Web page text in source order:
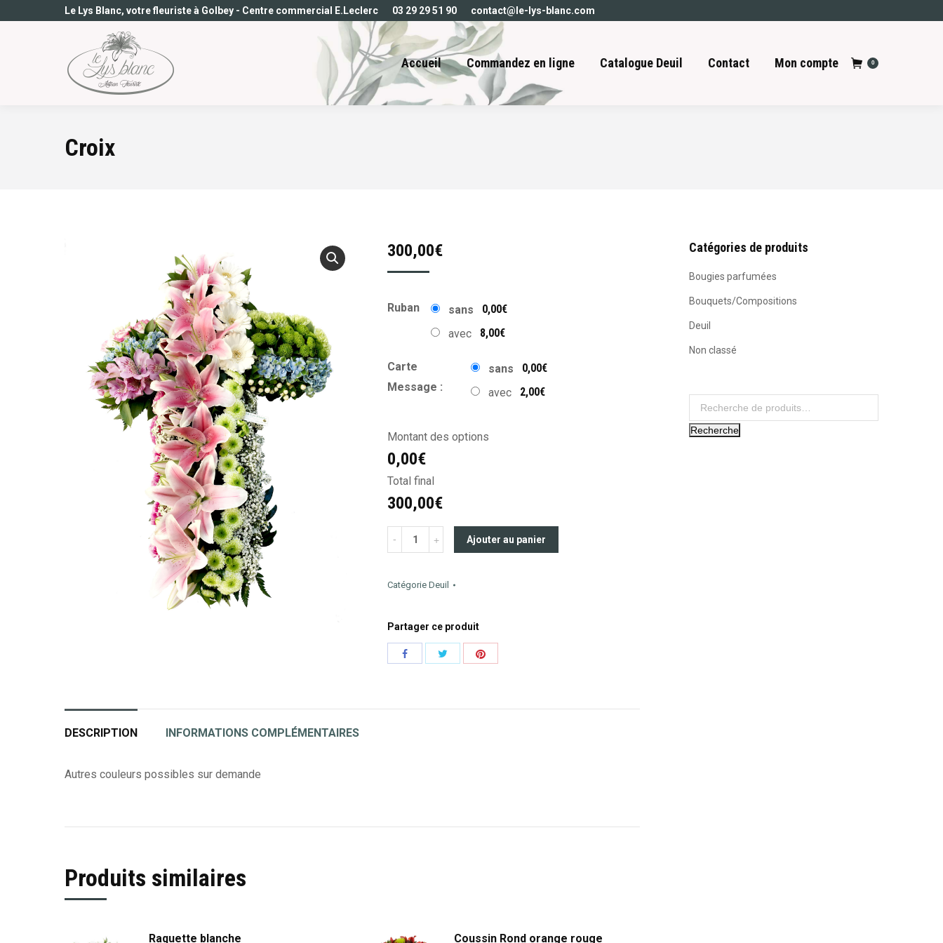
Le Lys Blanc, votre fleuriste à Golbey - Centre commercial E.Leclerc 03 29 29 51 90 contact@le-lys-blanc.com
Accueil Commandez en ligne Catalogue Deuil Contact Mon compte 0
Croix
300,00€
Ruban sans
0,00€
avec
8,00€
Carte
Message :
sans
0,00€
avec
2,00€
Montant des options
0,00€
Total final
300,00€
Ajouter au panier
Catégorie Deuil
Partager ce produit
Share
Share
DESCRIPTION INFORMATIONS COMPLÉMENTAIRES
Autres couleurs possibles sur demande
Produits similaires
Raquette blanche Coussin Rond orange rouge
Catégories de produits
Bougies parfumées
Bouquets/Compositions
Deuil
Non classé
Recherche